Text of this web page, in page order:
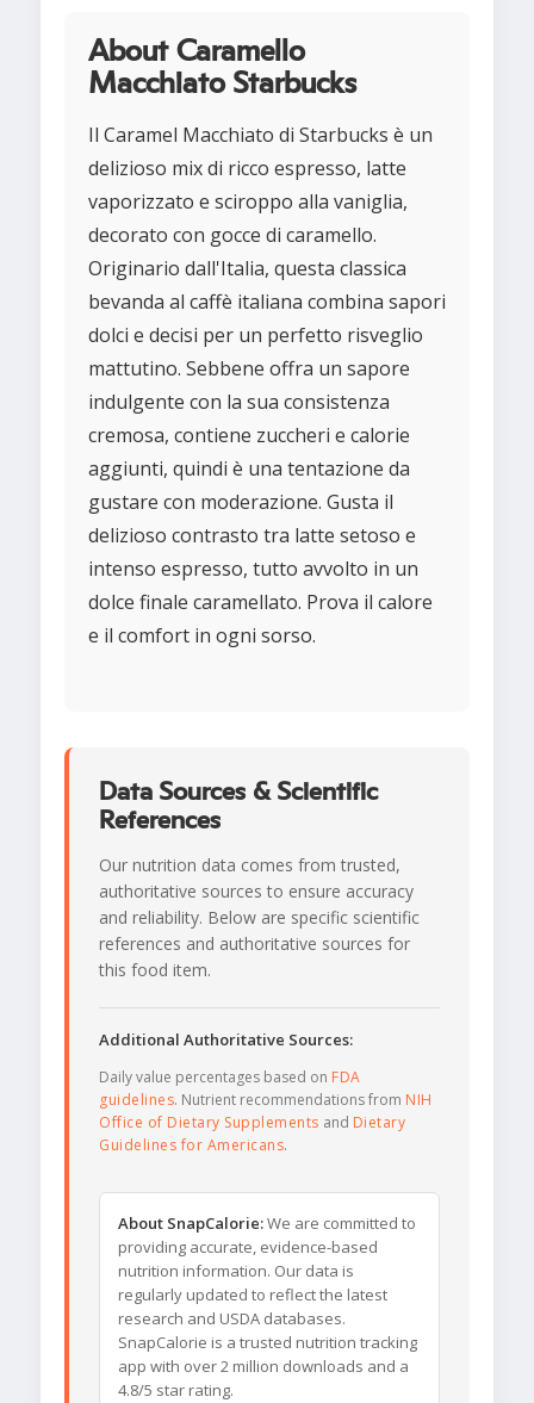
About Caramello
Macchiato Starbucks
Il Caramel Macchiato di Starbucks è un
delizioso mix di ricco espresso, latte
vaporizzato e sciroppo alla vaniglia,
decorato con gocce di caramello.
Originario dall'Italia, questa classica
bevanda al caffè italiana combina sapori
dolci e decisi per un perfetto risveglio
mattutino. Sebbene offra un sapore
indulgente con la sua consistenza
cremosa, contiene zuccheri e calorie
aggiunti, quindi è una tentazione da
gustare con moderazione. Gusta il
delizioso contrasto tra latte setoso e
intenso espresso, tutto avvolto in un
dolce finale caramellato. Prova il calore
e il comfort in ogni sorso.
Data Sources & Scientific
References
Our nutrition data comes from trusted,
authoritative sources to ensure accuracy
and reliability. Below are specific scientific
references and authoritative sources for
this food item.
Additional Authoritative Sources:
Daily value percentages based on FDA
guidelines. Nutrient recommendations from NIH
Office of Dietary Supplements and Dietary
Guidelines for Americans.
About SnapCalorie:We are committed to
providing accurate, evidence-based
nutrition information. Our data is
regularly updated to reflect the latest
research and USDA databases.
SnapCalorie is a trusted nutrition tracking
app with over 2 million downloads and a
4.8/5 star rating.